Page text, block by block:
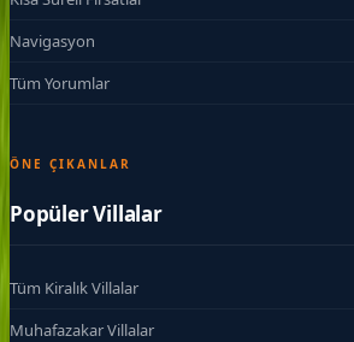
Navigasyon
Tüm Yorumlar
ÖNE ÇIKANLAR
Popüler Villalar
Tüm Kiralık Villalar
Muhafazakar Villalar